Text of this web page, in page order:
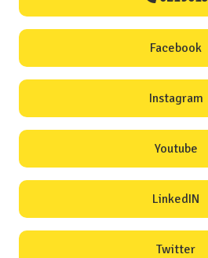
Facebook
Instagram
Youtube
LinkedIN
Twitter